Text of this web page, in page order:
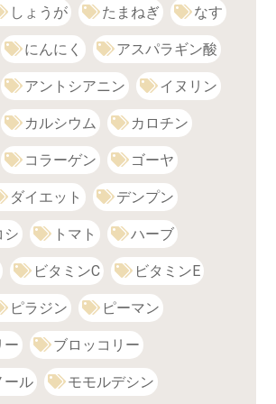
しょうが たまねぎ なす
にんにく アスパラギン酸
アントシアニン イヌリン
カルシウム カロチン
コラーゲン ゴーヤ
ダイエット デンプン
シ トマト ハーブ
ビタミンC ビタミンE
ピラジン ピーマン
ー ブロッコリー
ール モモルデシン